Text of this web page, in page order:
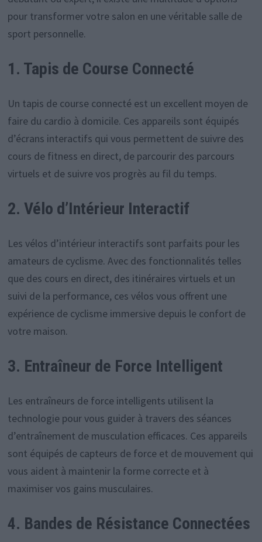
pour transformer votre salon en une véritable salle de
sport personnelle.
1. Tapis de Course Connecté
Un tapis de course connecté est un excellent moyen de
faire du cardio à domicile. Ces appareils sont équipés
d’écrans interactifs qui vous permettent de suivre des
cours de fitness en direct, de parcourir des parcours
virtuels et de suivre vos progrès au fil du temps.
2. Vélo d’Intérieur Interactif
Les vélos d’intérieur interactifs sont parfaits pour les
amateurs de cyclisme. Avec des fonctionnalités telles
que des cours en direct, des itinéraires virtuels et un
suivi de la performance, ces vélos vous offrent une
expérience de cyclisme immersive depuis le confort de
votre maison.
3. Entraîneur de Force Intelligent
Les entraîneurs de force intelligents utilisent la
technologie pour vous guider à travers des séances
d’entraînement de musculation efficaces. Ces appareils
sont équipés de capteurs de force et de mouvement qui
vous aident à maintenir la forme correcte et à
maximiser vos gains musculaires.
4. Bandes de Résistance Connectées